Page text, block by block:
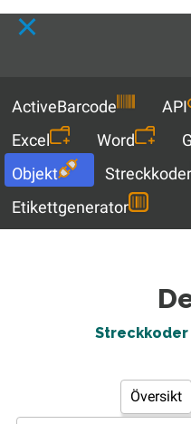
ActiveBarcode API
Excel
Word
Objekt
Streckkoder
Etikettgenerator
Översikt